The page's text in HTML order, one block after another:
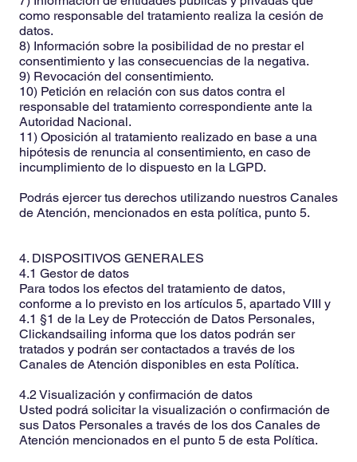
como responsable del tratamiento realiza la cesión de
datos.
8) Información sobre la posibilidad de no prestar el
consentimiento y las consecuencias de la negativa.
9) Revocación del consentimiento.
10) Petición en relación con sus datos contra el
responsable del tratamiento correspondiente ante la
Autoridad Nacional.
11) Oposición al tratamiento realizado en base a una
hipótesis de renuncia al consentimiento, en caso de
incumplimiento de lo dispuesto en la LGPD.
Podrás ejercer tus derechos utilizando nuestros Canales
de Atención, mencionados en esta política, punto 5.
4. DISPOSITIVOS GENERALES
4.1 Gestor de datos
Para todos los efectos del tratamiento de datos,
conforme a lo previsto en los artículos 5, apartado VIII y
4.1 §1 de la Ley de Protección de Datos Personales,
Clickandsailing informa que los datos podrán ser
tratados y podrán ser contactados a través de los
Canales de Atención disponibles en esta Política.
4.2 Visualización y confirmación de datos
Usted podrá solicitar la visualización o confirmación de
sus Datos Personales a través de los dos Canales de
Atención mencionados en el punto 5 de esta Política.